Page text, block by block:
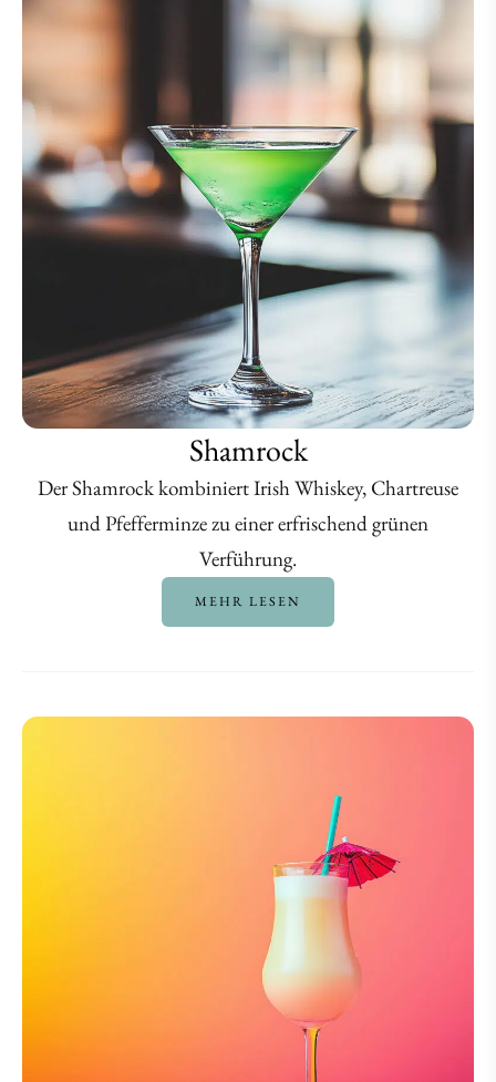
Shamrock
Der Shamrock kombiniert Irish Whiskey, Chartreuse
und Pfefferminze zu einer erfrischend grünen
Verführung.
MEHR LESEN